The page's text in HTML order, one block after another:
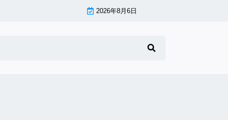
2026年8月6日